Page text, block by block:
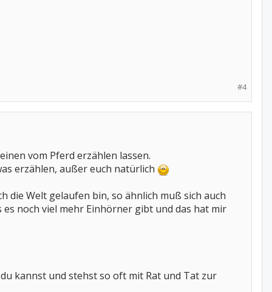
#4
vom Pferd erzählen lassen.
erzählen, außer euch natürlich
die Welt gelaufen bin, so ähnlich muß sich auch
noch viel mehr Einhörner gibt und das hat mir
kannst und stehst so oft mit Rat und Tat zur